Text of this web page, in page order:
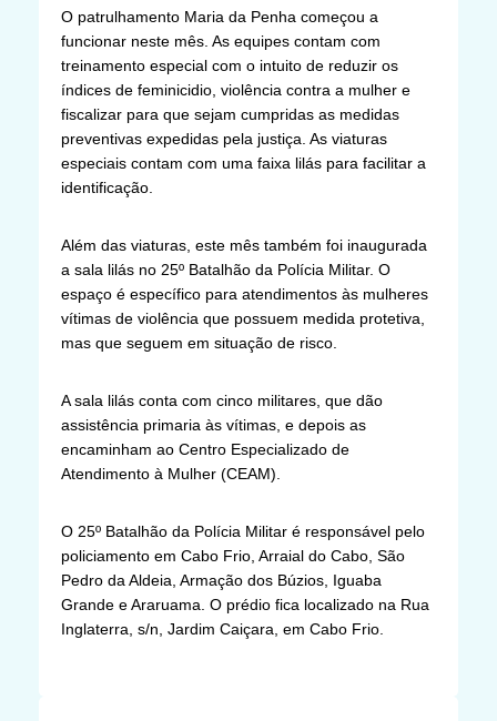
O patrulhamento Maria da Penha começou a
funcionar neste mês. As equipes contam com
treinamento especial com o intuito de reduzir os
índices de feminicidio, violência contra a mulher e
fiscalizar para que sejam cumpridas as medidas
preventivas expedidas pela justiça. As viaturas
especiais contam com uma faixa lilás para facilitar a
identificação.
Além das viaturas, este mês também foi inaugurada
a sala lilás no 25º Batalhão da Polícia Militar. O
espaço é específico para atendimentos às mulheres
vítimas de violência que possuem medida protetiva,
mas que seguem em situação de risco.
A sala lilás conta com cinco militares, que dão
assistência primaria às vítimas, e depois as
encaminham ao Centro Especializado de
Atendimento à Mulher (CEAM).
O 25º Batalhão da Polícia Militar é responsável pelo
policiamento em Cabo Frio, Arraial do Cabo, São
Pedro da Aldeia, Armação dos Búzios, Iguaba
Grande e Araruama. O prédio fica localizado na Rua
Inglaterra, s/n, Jardim Caiçara, em Cabo Frio.